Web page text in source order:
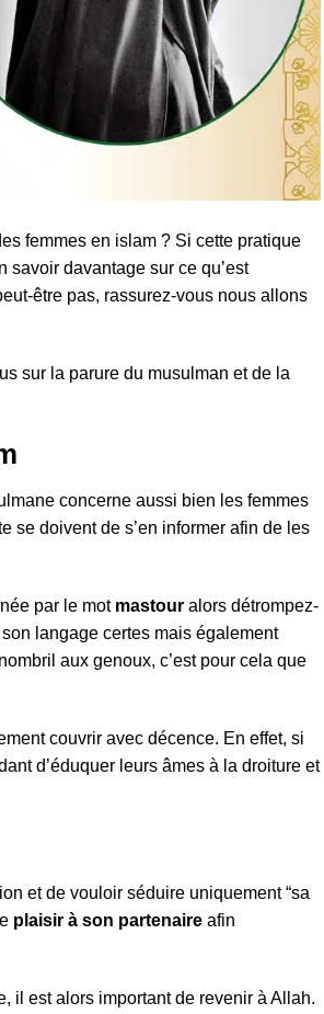
femmes en islam ? Si cette pratique
savoir davantage sur ce qu’est
être pas, rassurez-vous nous allons
sur la parure du musulman et de la
concerne aussi bien les femmes
se doivent de s’en informer afin de les
par le mot mastour alors détrompez-
langage certes mais également
aux genoux, c’est pour cela que
couvrir avec décence. En effet, si
d’éduquer leurs âmes à la droiture et
et de vouloir séduire uniquement “sa
plaisir à son partenaire afin
il est alors important de revenir à Allah.